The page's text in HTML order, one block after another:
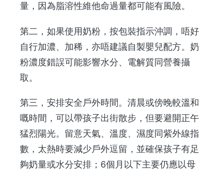
量，因為脂溶性維他命過量都可能有風險。
第二，如果使用奶粉，按包裝指示沖調，唔好
自行加濃、加稀，亦唔建議自製嬰兒配方。奶
粉濃度錯誤可能影響水分、電解質同營養攝
取。
第三，安排安全戶外時間。清晨或傍晚較溫和
嘅時間，可以帶孩子出街散步，但要避開正午
猛烈陽光。留意天氣、溫度、濕度同紫外線指
數，太熱時要減少戶外逗留，並確保孩子有足
夠奶量或水分安排；6個月以下主要仍應以母